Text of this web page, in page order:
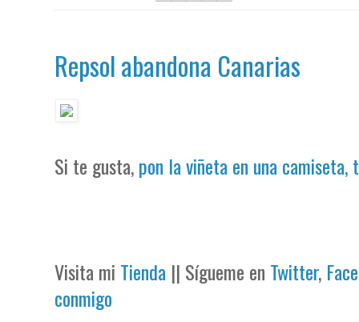
Repsol abandona Canarias
Si te gusta,pon la viñeta en una camiseta,
Visita mi Tienda || Sígueme en Twitter,
conmigo